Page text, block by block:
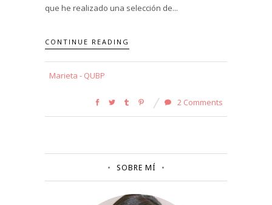
que he realizado una selección de...
CONTINUE READING
Marieta - QUBP
2 Comments
SOBRE MÍ